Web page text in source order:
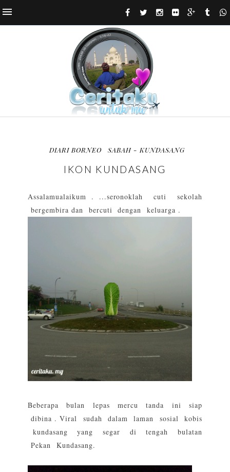
DIARI BORNEO SABAH - KUNDASANG
IKON KUNDASANG
Assalamualaikum . ...seronoklah cuti sekolah
bergembira dan bercuti dengan keluarga .
Beberapa bulan lepas mercu tanda ini siap
dibina . Viral sudah dalam laman sosial kobis
kundasang yang segar di tengah bulatan
Pekan Kundasang.